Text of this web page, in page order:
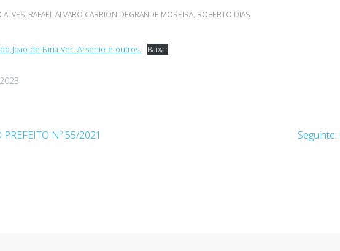
ALVES, RAFAEL ALVARO CARRION DEGRANDE MOREIRA, ROBERTO DIAS
Joao-de-Faria-Ver.-Arsenio-e-outros. Baixar
Nº 55/2021 Seguinte: